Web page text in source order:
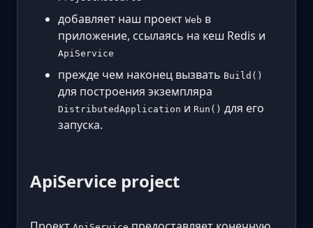
добавляет наш проект Web в
приложение, ссылаясь на кеш Redis и
ApiService
прежде чем наконец вызвать Build()
для построения экземпляра
DistributedApplication и Run() для его
запуска.
ApiService project